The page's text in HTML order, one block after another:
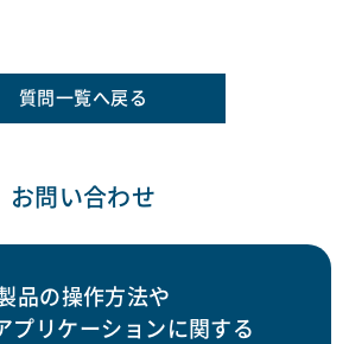
質問一覧へ戻る
お問い合わせ
品の操作方法や
プリケーションに関する